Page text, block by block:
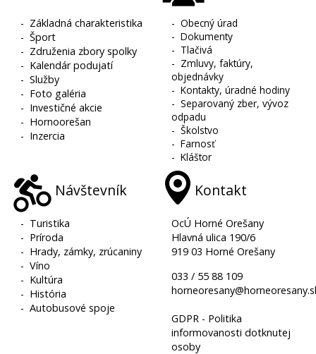
- Základná charakteristika
-Šport
- Združenia zbory spolky
- Kalendár podujatí
-Služby
- Foto galéria
- Investičné akcie
- Hornoorešan
- Inzercia
-Obecný úrad
-Dokumenty
- Tlačivá
- Zmluvy, faktúry,
objednávky
-Kontakty, úradné hodiny
-Separovaný zber, vývoz
odpadu
-Školstvo
-Farnosť
-Kláštor
Návštevník
- Turistika
- Príroda
- Hrady, zámky, zrúcaniny
-Víno
- Kultúra
- História
-Autobusové spoje
Kontakt
OcÚ Horné Orešany
Hlavná ulica 190/6
919 03 Horné Orešany
033 / 55 88 109
GDPR - Politika
informovanosti dotknutej
osoby